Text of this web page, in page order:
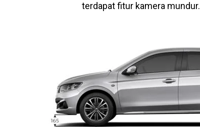
terdapat fitur kamera mundur.